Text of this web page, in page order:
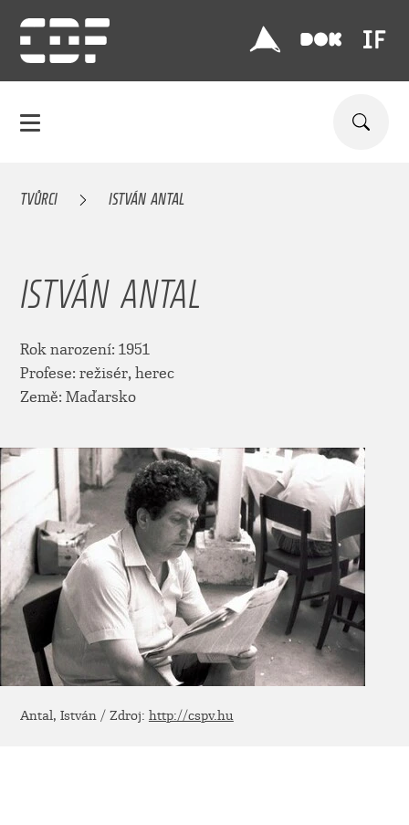
TVŮRCI ISTVÁN ANTAL
ISTVÁN ANTAL
Rok narození: 1951
Profese: režisér, herec
Země: Maďarsko
Antal, István / Zdroj: http://cspv.hu